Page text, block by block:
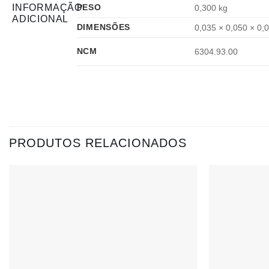
INFORMAÇÃO
ADICIONAL
PESO
0,300 kg
DIMENSÕES
0,035 × 0,050 ×
NCM 6304.93.00
PRODUTOS RELACIONADOS